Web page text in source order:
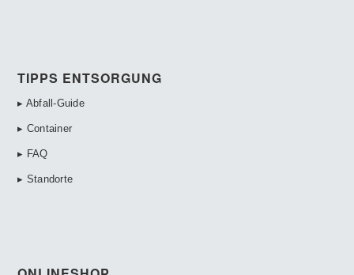
TIPPS ENTSORGUNG
▸ Abfall-Guide
▸ Container
▸ FAQ
▸ Standorte